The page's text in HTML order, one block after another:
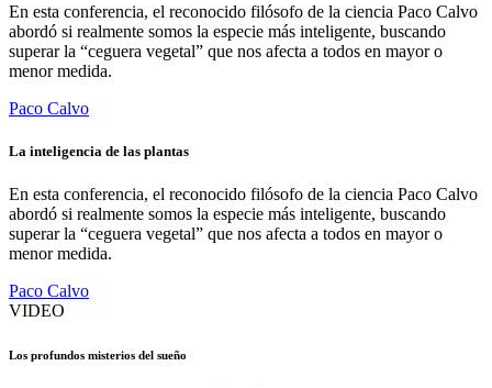
En esta conferencia, el reconocido filósofo de la ciencia Paco Calvo
abordó si realmente somos la especie más inteligente, buscando
superar la “ceguera vegetal” que nos afecta a todos en mayor o
menor medida.
Paco Calvo
La inteligencia de las plantas
En esta conferencia, el reconocido filósofo de la ciencia Paco Calvo
abordó si realmente somos la especie más inteligente, buscando
superar la “ceguera vegetal” que nos afecta a todos en mayor o
menor medida.
Paco Calvo
VIDEO
Los profundos misterios del sueño